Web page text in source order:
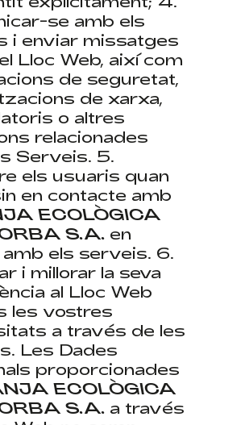
se amb els
i enviar missatges
Lloc Web, així com
de seguretat,
de xarxa,
o altres
relacionades
Serveis. 5.
els usuaris quan
en contacte amb
ECOLÒGICA
S.A. en
amb els serveis. 6.
i millorar la seva
al Lloc Web
les vostres
a través de les
Les Dades
proporcionades
ECOLÒGICA
S.A. a través